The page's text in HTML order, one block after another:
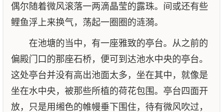
偶尔随着微风滚落一两滴晶莹的露珠。间或还有些
鲤鱼浮上来换气，荡起一圈圈的涟漪。
在池塘的当中，有一座雅致的亭台。从之前的
偏殿门口的那座石桥，便可到达池水中央的亭台。
这处亭台并没有高出池面太多，坐在其中，就像是
坐在水中央，被那些所植的荷花包围。亭台四面开
放，只是用缃色的帷幔垂下围住，待有微风吹过，